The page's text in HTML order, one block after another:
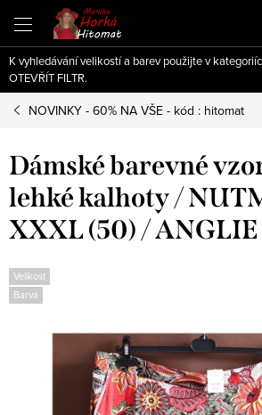
obsah
K vyhledávání velikostí a barev použijte v
OTEVŘÍT FILTR.
NOVINKY - 60% NA VŠE - kód : hitomat
Dámské barevné
lehké kalhoty /
XXXL (50) / ANGLIE
Velikost
Barva